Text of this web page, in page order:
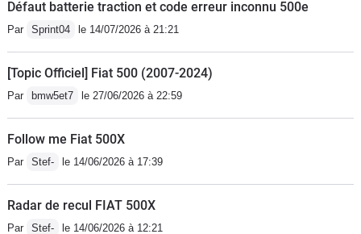
Défaut batterie traction et code erreur inconnu 500e
Par Sprint04 le 14/07/2026 à 21:21
[Topic Officiel] Fiat 500 (2007-2024)
Par bmw5et7 le 27/06/2026 à 22:59
Follow me Fiat 500X
Par Stef- le 14/06/2026 à 17:39
Radar de recul FIAT 500X
Par Stef- le 14/06/2026 à 12:21